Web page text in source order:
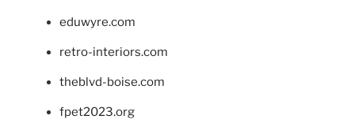
eduwyre.com
retro-interiors.com
theblvd-boise.com
fpet2023.org